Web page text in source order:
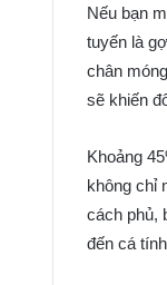
Nếu bạn
tuyến là
chân
sẽ khiến
Khoảng
không chỉ
cách phủ,
đến cá